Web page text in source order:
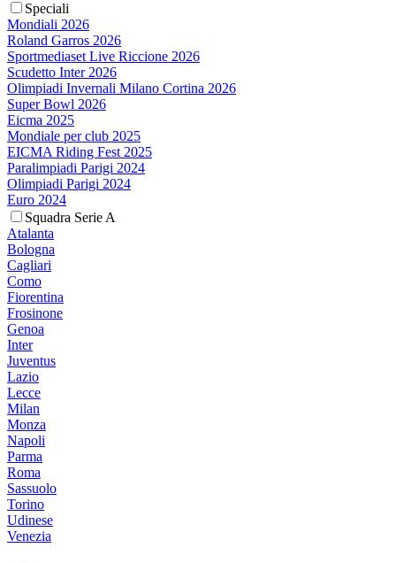
Speciali
Mondiali 2026
Roland Garros 2026
Sportmediaset Live Riccione 2026
Scudetto Inter 2026
Olimpiadi Invernali Milano Cortina 2026
Super Bowl 2026
Eicma 2025
Mondiale per club 2025
EICMA Riding Fest 2025
Paralimpiadi Parigi 2024
Olimpiadi Parigi 2024
Euro 2024
Squadra Serie A
Atalanta
Bologna
Cagliari
Como
Fiorentina
Frosinone
Genoa
Inter
Juventus
Lazio
Lecce
Milan
Monza
Napoli
Parma
Roma
Sassuolo
Torino
Udinese
Venezia